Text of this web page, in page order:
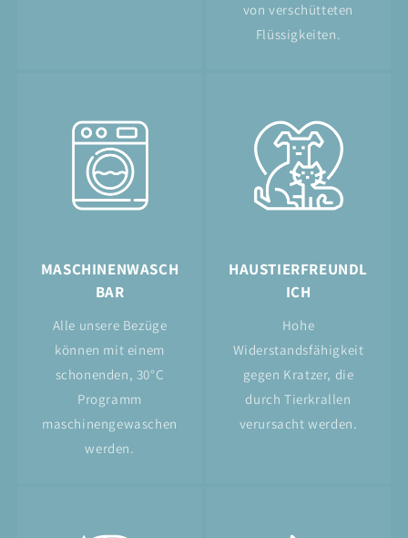
von verschütteten
Flüssigkeiten.
MASCHINENWASCH
BAR
Alle unsere Bezüge
können mit einem
schonenden, 30°C
Programm
maschinengewaschen
werden.
HAUSTIERFREUNDL
ICH
Hohe
Widerstandsfähigkeit
gegen Kratzer, die
durch Tierkrallen
verursacht werden.